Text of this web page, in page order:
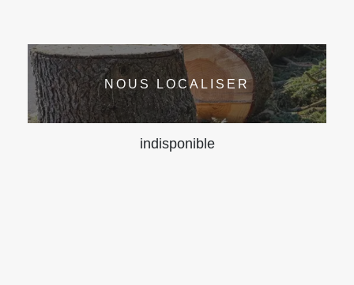
NOUS LOCALISER
indisponible